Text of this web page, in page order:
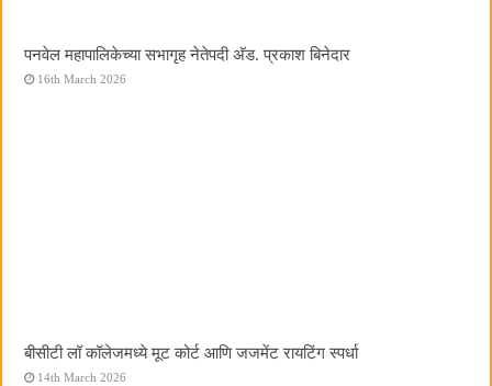
पनवेल महापालिकेच्या सभागृह नेतेपदी अ‍ॅड. प्रकाश बिनेदार
16th March 2026
बीसीटी लॉ कॉलेजमध्ये मूट कोर्ट आणि जजमेंट रायटिंग स्पर्धा
14th March 2026